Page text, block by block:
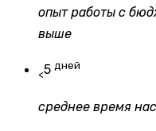
опыт работы с
выше
<5 дней
среднее время